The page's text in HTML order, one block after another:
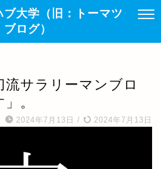
大学（旧：トーマツ
ブログ）
流サラリーマンブロ
。
2024年7月13日 / 2024年7月13日